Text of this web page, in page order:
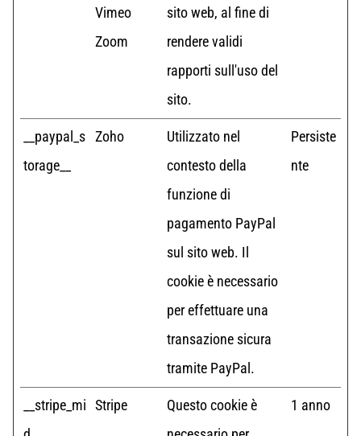
Vimeo
Zoom
sito web, al fine di
rendere validi
rapporti sull'uso del
sito.
__paypal_s
torage__
Zoho
Utilizzato nel
contesto della
funzione di
pagamento PayPal
sul sito web. Il
cookie è necessario
per effettuare una
transazione sicura
tramite PayPal.
Persiste
nte
__stripe_mi Stripe
Questo cookie è
1 anno